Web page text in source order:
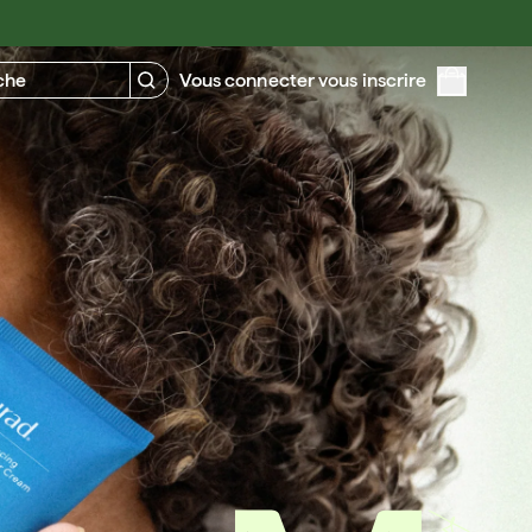
de résultats inégalés et cliniquement
MAINTENANT
Vous connecter vous inscrire